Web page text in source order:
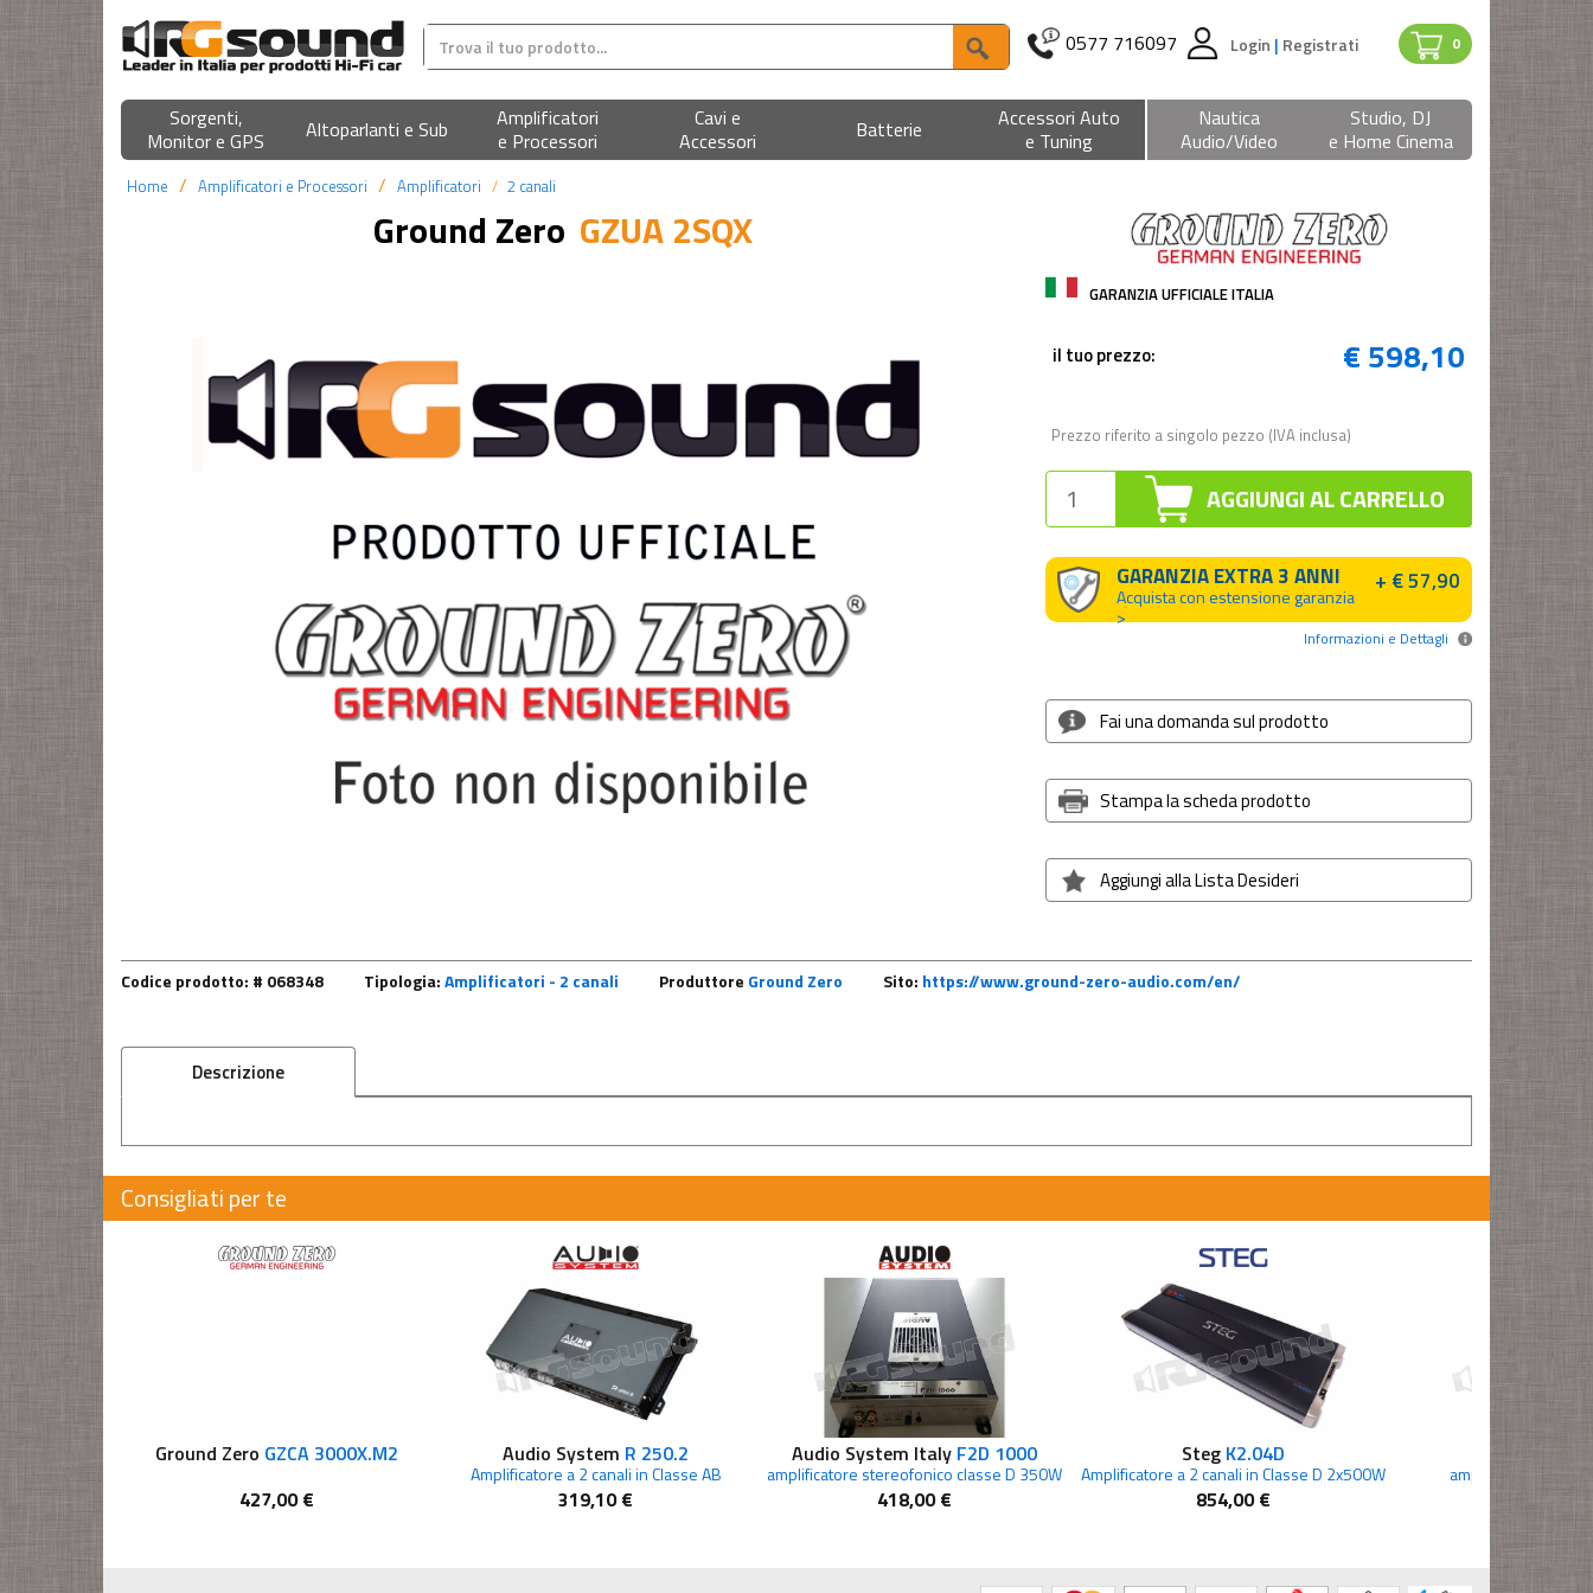
0
0577 716097 Login | Registrati
Sorgenti,
Monitor e GPS
Altoparlanti e Sub
Amplificatori
e Processori
Cavi e
Accessori
Batterie
Accessori Auto
e Tuning
Nautica
Audio/Video
Studio, DJ
e Home Cinema
Home Amplificatori e Processori Amplificatori 2 canali
Ground Zero GZUA 2SQX
GARANZIA UFFICIALE ITALIA
€ 598,10
il tuo prezzo:
Prezzo riferito a singolo pezzo (IVA inclusa)
AGGIUNGI AL CARRELLO
GARANZIA EXTRA 3 ANNI
Acquista con estensione garanzia
>
+ € 57,90
Informazioni e Dettagli
Fai una domanda sul prodotto
Stampa la scheda prodotto
Aggiungi alla Lista Desideri
Codice prodotto: # 068348 Tipologia:Amplificatori - 2 canali Produttore Ground Zero Sito: https://www.ground-zero-audio.com/en/
Descrizione
Consigliati per te
Ground Zero GZCA 3000X.M2
427,00 €
Audio System R 250.2
Amplificatore a 2 canali in Classe AB
319,10 €
Audio System Italy F2D 1000
amplificatore stereofonico classe D 350W
418,00 €
Steg K2.04D
Amplificatore a 2 canali in Classe D 2x500W
854,00 €
amplificatori 2
321,00 €